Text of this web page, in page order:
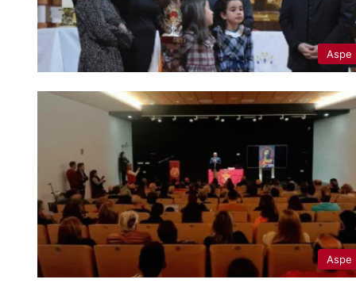
Aspe
Aspe